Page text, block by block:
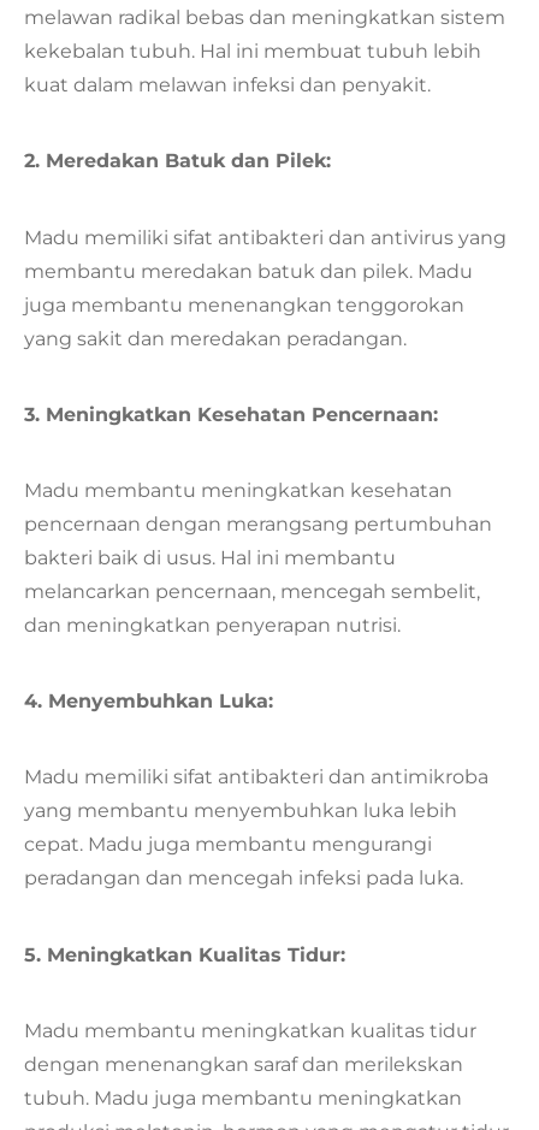
melawan radikal bebas dan meningkatkan sistem
kekebalan tubuh. Hal ini membuat tubuh lebih
kuat dalam melawan infeksi dan penyakit.
2. Meredakan Batuk dan Pilek:
Madu memiliki sifat antibakteri dan antivirus yang
membantu meredakan batuk dan pilek. Madu
juga membantu menenangkan tenggorokan
yang sakit dan meredakan peradangan.
3. Meningkatkan Kesehatan Pencernaan:
Madu membantu meningkatkan kesehatan
pencernaan dengan merangsang pertumbuhan
bakteri baik di usus. Hal ini membantu
melancarkan pencernaan, mencegah sembelit,
dan meningkatkan penyerapan nutrisi.
4. Menyembuhkan Luka:
Madu memiliki sifat antibakteri dan antimikroba
yang membantu menyembuhkan luka lebih
cepat. Madu juga membantu mengurangi
peradangan dan mencegah infeksi pada luka.
5. Meningkatkan Kualitas Tidur:
Madu membantu meningkatkan kualitas tidur
dengan menenangkan saraf dan merilekskan
tubuh. Madu juga membantu meningkatkan